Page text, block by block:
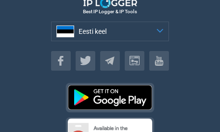
Best IP Logger & IP Tools
Eesti keel
Eesti keel